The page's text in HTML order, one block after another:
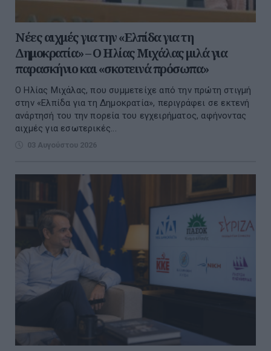
Νέες αιχμές για την «Ελπίδα για τη
Δημοκρατία» – Ο Ηλίας Μιχάλας μιλά για
παρασκήνιο και «σκοτεινά πρόσωπα»
Ο Ηλίας Μιχάλας, που συμμετείχε από την πρώτη στιγμή
στην «Ελπίδα για τη Δημοκρατία», περιγράφει σε εκτενή
ανάρτησή του την πορεία του εγχειρήματος, αφήνοντας
αιχμές για εσωτερικές...
03 Αυγούστου 2026